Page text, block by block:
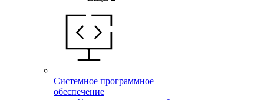
Системное программное
обеспечение